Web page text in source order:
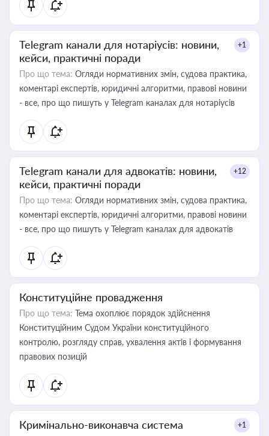
Telegram канали для нотаріусів: новини,
кейси, практичні поради
+1
Про що тема: Огляди нормативних змін, судова практика,
коментарі експертів, юридичні алгоритми, правові новини
- все, про що пишуть у Telegram каналах для нотаріусів
Telegram канали для адвокатів: новини,
кейси, практичні поради
+12
Про що тема: Огляди нормативних змін, судова практика,
коментарі експертів, юридичні алгоритми, правові новини
- все, про що пишуть у Telegram каналах для адвокатів
Конституційне провадження
Про що тема: Тема охоплює порядок здійснення
Конституційним Судом України конституційного
контролю, розгляду справ, ухвалення актів і формування
правових позицій
Кримінально-виконавча система +1